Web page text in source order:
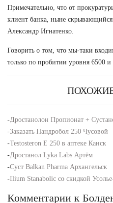
Примечательно, что от
клиент банка, ныне скрывающийся
Александр Игнатенко.
Говорить о том, что мы-таки
только по пробитии уровня 6500 и
-Дростанолон Пропионат +
-Заказать Нандробол 250 Чусовой
-Testosteron E 250 в аптеке Канск
-Дростанол Lyka Labs Артём
-Суст Balkan Pharma Архангельск
-Ilium Stanabolic со скидкой
Комментарии к